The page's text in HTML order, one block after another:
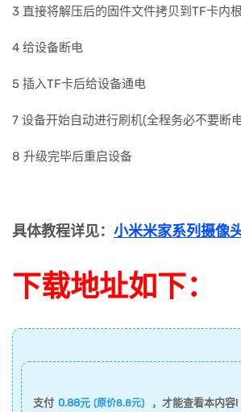
3 直接将解压后的固件文件拷贝到TF卡内
4 给设备断电
5 插入TF卡后给设备通电
7 设备开始自动进行刷机(全程务必不要断
8 升级完毕后重启设备
具体教程详见： 小米米家系列摄像
下载地址如下：
支付 0.88元 (原价8.8元) ，才能查看本内容!